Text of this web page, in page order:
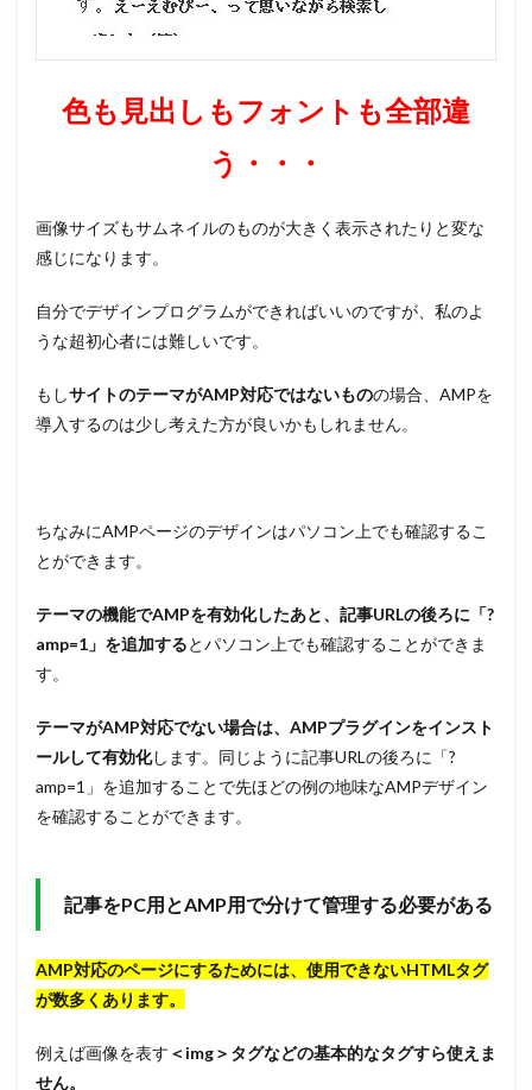
色も見出しもフォントも全部違
う・・・
画像サイズもサムネイルのものが大きく表示されたりと変な
感じになります。
自分でデザインプログラムができればいいのですが、私のよ
うな超初心者には難しいです。
もしサイトのテーマがAMP対応ではないものの場合、AMPを
導入するのは少し考えた方が良いかもしれません。
ちなみにAMPページのデザインはパソコン上でも確認するこ
とができます。
テーマの機能でAMPを有効化したあと、記事URLの後ろに「?
amp=1」を追加するとパソコン上でも確認することができま
す。
テーマがAMP対応でない場合は、AMPプラグインをインスト
ールして有効化します。同じように記事URLの後ろに「?
amp=1」を追加することで先ほどの例の地味なAMPデザイン
を確認することができます。
記事をPC用とAMP用で分けて管理する必要がある
AMP対応のページにするためには、使用できないHTMLタグ
が数多くあります。
例えば画像を表す ＜img＞タグなどの基本的なタグすら使えま
せん。